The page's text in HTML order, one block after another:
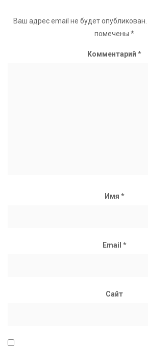
Ваш адрес email не будет опубликован.
помечены *
Комментарий *
Имя *
Email *
Сайт